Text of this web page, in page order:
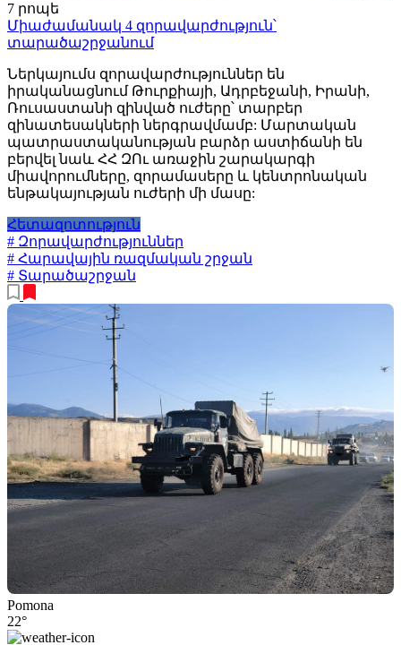
7 րոպե
Միաժամանակ 4 զորավարժություն՝
տարածաշրջանում
Ներկայումս զորավարժություններ են
իրականացնում Թուրքիայի, Ադրբեջանի, Իրանի,
Ռուսաստանի զինված ուժերը՝ տարբեր
զինատեսակների ներգրավմամբ: Մարտական
պատրաստականության բարձր աստիճանի են
բերվել նաև ՀՀ ԶՈւ առաջին շարակարգի
միավորումները, զորամասերը և կենտրոնական
ենթակայության ուժերի մի մասը:
Հետազոտություն
# Զորավարժություններ
# Հարավային ռազմական շրջան
# Տարածաշրջան
Pomona
22°